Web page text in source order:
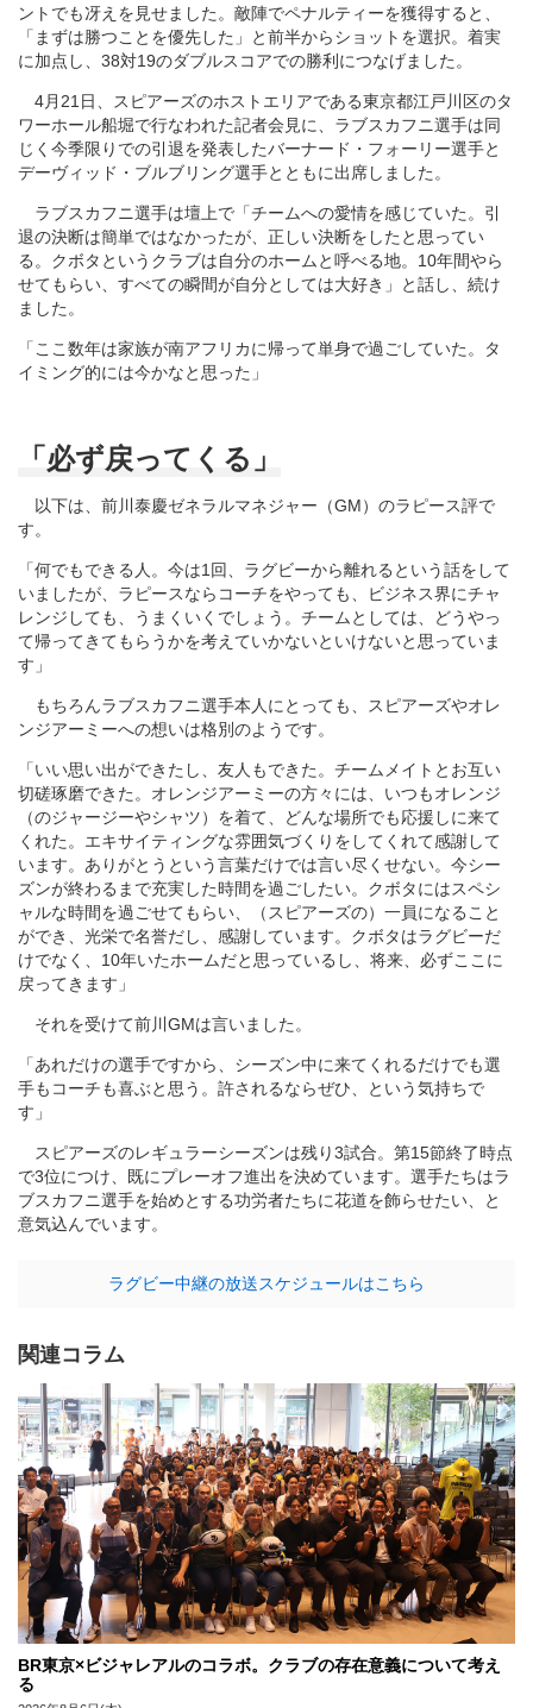
ントでも冴えを見せました。敵陣でペナルティーを獲得すると、
「まずは勝つことを優先した」と前半からショットを選択。着実
に加点し、38対19のダブルスコアでの勝利につなげました。
4月21日、スピアーズのホストエリアである東京都江戸川区のタ
ワーホール船堀で行なわれた記者会見に、ラブスカフニ選手は同
じく今季限りでの引退を発表したバーナード・フォーリー選手と
デーヴィッド・ブルブリング選手とともに出席しました。
ラブスカフニ選手は壇上で「チームへの愛情を感じていた。引
退の決断は簡単ではなかったが、正しい決断をしたと思ってい
る。クボタというクラブは自分のホームと呼べる地。10年間やら
せてもらい、すべての瞬間が自分としては大好き」と話し、続け
ました。
「ここ数年は家族が南アフリカに帰って単身で過ごしていた。タ
イミング的には今かなと思った」
「必ず戻ってくる」
以下は、前川泰慶ゼネラルマネジャー（GM）のラピース評で
す。
「何でもできる人。今は1回、ラグビーから離れるという話をして
いましたが、ラピースならコーチをやっても、ビジネス界にチャ
レンジしても、うまくいくでしょう。チームとしては、どうやっ
て帰ってきてもらうかを考えていかないといけないと思っていま
す」
もちろんラブスカフニ選手本人にとっても、スピアーズやオレ
ンジアーミーへの想いは格別のようです。
「いい思い出ができたし、友人もできた。チームメイトとお互い
切磋琢磨できた。オレンジアーミーの方々には、いつもオレンジ
（のジャージーやシャツ）を着て、どんな場所でも応援しに来て
くれた。エキサイティングな雰囲気づくりをしてくれて感謝して
います。ありがとうという言葉だけでは言い尽くせない。今シー
ズンが終わるまで充実した時間を過ごしたい。クボタにはスペシ
ャルな時間を過ごせてもらい、（スピアーズの）一員になること
ができ、光栄で名誉だし、感謝しています。クボタはラグビーだ
けでなく、10年いたホームだと思っているし、将来、必ずここに
戻ってきます」
それを受けて前川GMは言いました。
「あれだけの選手ですから、シーズン中に来てくれるだけでも選
手もコーチも喜ぶと思う。許されるならぜひ、という気持ちで
す」
スピアーズのレギュラーシーズンは残り3試合。第15節終了時点
で3位につけ、既にプレーオフ進出を決めています。選手たちはラ
ブスカフニ選手を始めとする功労者たちに花道を飾らせたい、と
意気込んでいます。
ラグビー中継の放送スケジュールはこちら
関連コラム
BR東京×ビジャレアルのコラボ。クラブの存在意義について考え
る